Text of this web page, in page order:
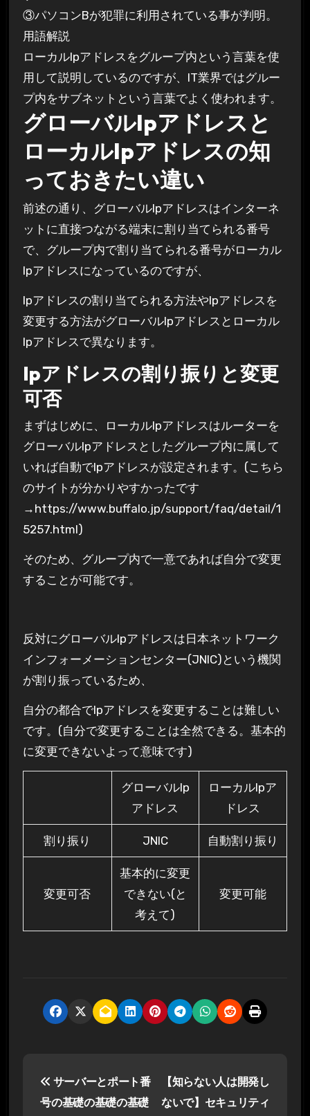
③パソコンBが犯罪に利用されている事が判明。
用語解説
ローカルIpアドレスをグループ内という言葉を使
用して説明しているのですが、IT業界ではグルー
プ内をサブネットという言葉でよく使われます。
グローバルIpアドレスと
ローカルIpアドレスの知
っておきたい違い
前述の通り、グローバルIpアドレスはインターネ
ットに直接つながる端末に割り当てられる番号
で、グループ内で割り当てられる番号がローカル
Ipアドレスになっているのですが、
Ipアドレスの割り当てられる方法やIpアドレスを
変更する方法がグローバルIpアドレスとローカル
Ipアドレスで異なります。
Ipアドレスの割り振りと変更
可否
まずはじめに、ローカルIpアドレスはルーターを
グローバルIpアドレスとしたグループ内に属して
いれば自動でIpアドレスが設定されます。 (こちら
のサイトが分かりやすかったです
→https://www.buffalo.jp/support/faq/detail/1
5257.html)
そのため、
グループ内で一意であれば自分で変更
することが可能です。
反対にグローバルIpアドレスは日本ネットワーク
インフォーメーションセンター(JNIC)という機関
が割り振っているため、
自分の都合でIpアドレスを変更することは難しい
です。(自分で変更することは全然できる。基本的
に変更できないよって意味です)
グローバルIp
アドレス
ローカルIpア
ドレス
割り振り JNIC 自動割り振り
変更可否
基本的に変更
できない(と
考えて)
変更可能
稿
サーバーとポート番
号の基礎の基礎の基礎
【知らない人は開発し
ないで】セキュリティ